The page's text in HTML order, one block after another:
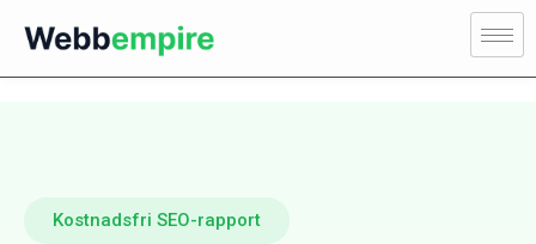
Kostnadsfri SEO-rapport